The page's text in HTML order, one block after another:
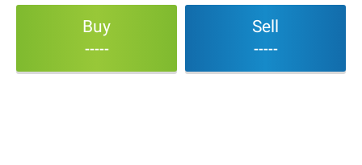
Buy
-----
Sell
-----